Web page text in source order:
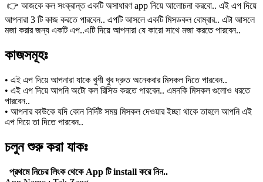
👉 আজকে কল সংক্রান্ত একটি অসাধারণ app নিয়ে আলোচনা করবো.. এই এপ দিয়ে
আপনারা 3 টি কাজ করতে পারবেন.. এপটি আসলে একটি মিসডকল বোম্বার.. এটা আসলে
মজা করার জন্য একটি এপ..এটি দিয়ে আপনারা যে কারো সাথে মজা করতে পারবেন..
কাজসমূহঃ
• এই এপ দিয়ে আপনারা যাকে খুশী খুব দ্রুত অনেকবার মিসকল দিতে পারবেন..
• এই এপ দিয়ে আপনি অটো কল রিসিভ করতে পারবেন.. এমনকি মিসকল গুলোও ধরতে
পারবেন..
• আপনার কাউকে যদি কোন নির্দিষ্ট সময় মিসকল দেওয়ার ইচ্ছা থাকে তাহলে আপনি এই
এপ দিয়ে তা দিতে পারবেন..
চলুন শুরু করা যাকঃ
প্রথমে নিচের লিংক থেকে App টি install করে নিন..